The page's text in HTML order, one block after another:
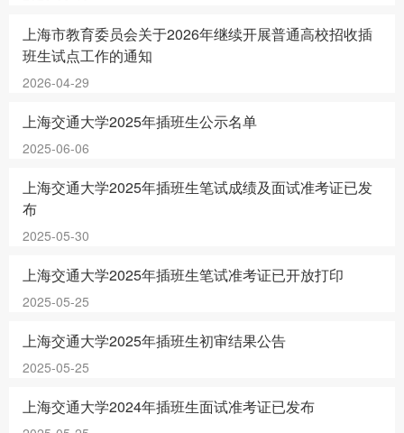
上海市教育委员会关于2026年继续开展普通高校招收插
班生试点工作的通知
2026-04-29
上海交通大学2025年插班生公示名单
2025-06-06
上海交通大学2025年插班生笔试成绩及面试准考证已发
布
2025-05-30
上海交通大学2025年插班生笔试准考证已开放打印
2025-05-25
上海交通大学2025年插班生初审结果公告
2025-05-25
上海交通大学2024年插班生面试准考证已发布